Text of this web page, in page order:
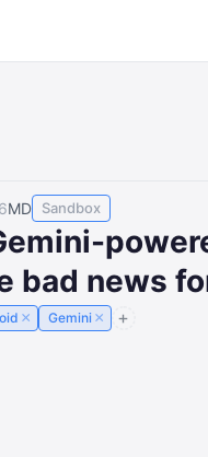
MD Sandbox
bad news
× Gemini ×